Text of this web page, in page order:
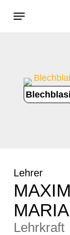
Menu
Lehrer
MAXIM
Lehrkraft